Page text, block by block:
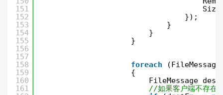
151
152
153
154
155
156
157
158
159
160
161
Size
});
}
}
}
foreach
{
FileMessage
//如果客户端不存